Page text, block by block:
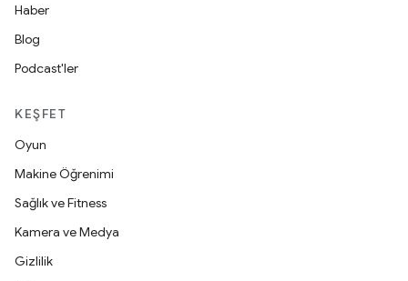
Haber
Blog
Podcast'ler
KEŞFET
Oyun
Makine Öğrenimi
Sağlık ve Fitness
Kamera ve Medya
Gizlilik